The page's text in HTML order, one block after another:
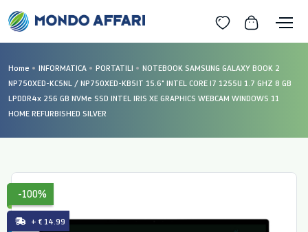
Home INFORMATICA PORTATILI
NOTEBOOK SAMSUNG GALAXY BOOK 2
NP750XED-KC5NL / NP750XED-KB5IT 15.6" INTEL CORE I7 1255U 1.7 GHZ 8 GB
LPDDR4x 256 GB NVMe SSD INTEL IRIS XE GRAPHICS WEBCAM WINDOWS 11
HOME REFURBISHED SILVER
-100%
+ € 14.99